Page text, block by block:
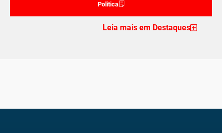
Politica
Leia mais em Destaques